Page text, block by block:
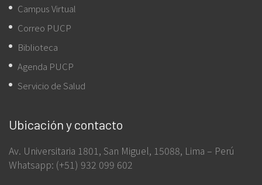
Campus Virtual
Correo PUCP
Biblioteca
Agenda PUCP
Servicio de Salud
Ubicación y contacto
Av. Universitaria 1801, San Miguel, 15088, Lima – Perú
Whatsapp: (+51) 932 099 602